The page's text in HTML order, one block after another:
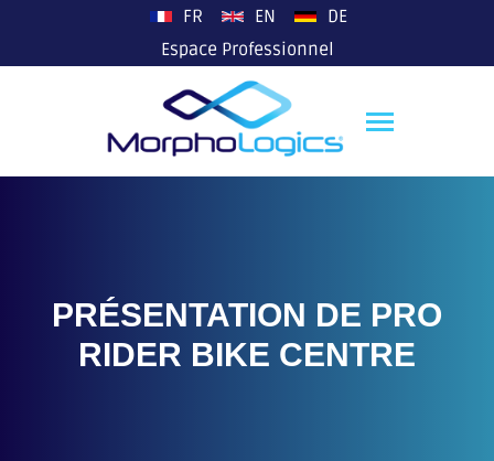
FR EN
DE
Espace Professionnel
PRÉSENTATION DE PRO
RIDER BIKE CENTRE